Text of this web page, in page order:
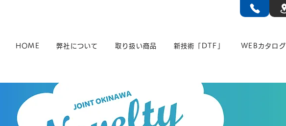
HOME 弊社について 取り扱い商品 新技術「DTF」 WEBカタログ